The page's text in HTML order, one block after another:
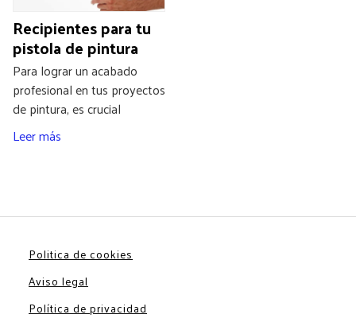
Recipientes para tu
pistola de pintura
Para lograr un acabado
profesional en tus proyectos
de pintura, es crucial
Leer más
Politica de cookies
Aviso legal
Política de privacidad